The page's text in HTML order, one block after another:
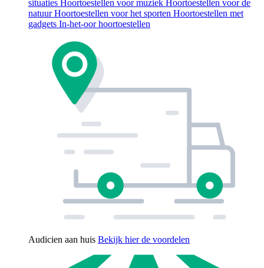
situaties Hoortoestellen voor muziek Hoortoestellen voor de
natuurHoortoestellen voor het sporten Hoortoestellen met
gadgets In-het-oor hoortoestellen
Audicien aan huis Bekijk hier de voordelen